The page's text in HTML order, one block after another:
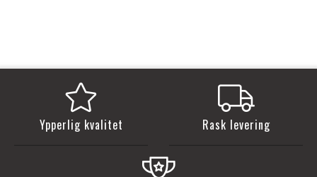
Ypperlig kvalitet Rask levering